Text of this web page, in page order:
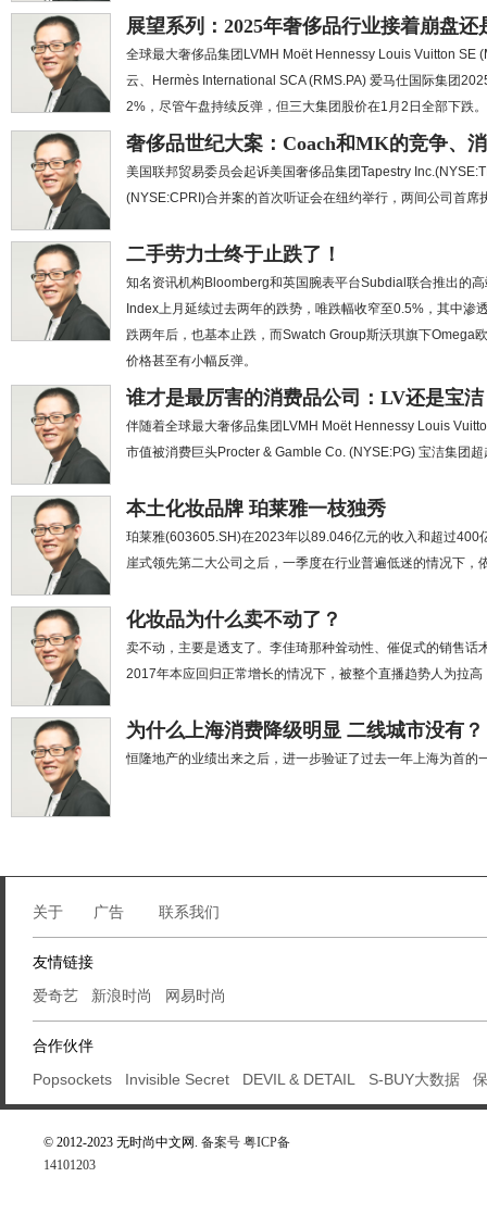
展望系列：2025年奢侈品行业接着崩盘还
全球最大奢侈品集团LVMH Moët Hennessy Louis Vuitton SE
云、Hermès International SCA (RMS.PA) 爱马仕国际集团
2%，尽管午盘持续反弹，但三大集团股价在1月2日全部下跌。
奢侈品世纪大案：Coach和MK的竞争、
美国联邦贸易委员会起诉美国奢侈品集团Tapestry
(NYSE:CPRI)合并案的首次听证会在纽约举行，两间公司首席
二手劳力士终于止跌了！
知名资讯机构Bloomberg和英国腕表平台Subdial联合推出的
Index上月延续过去两年的跌势，唯跌幅收窄至0.5%，其中渗
跌两年后，也基本止跌，而Swatch Group斯沃琪旗下Omega
价格甚至有小幅反弹。
谁才是最厉害的消费品公司：LV还是宝
伴随着全球最大奢侈品集团LVMH Moët Hennessy Louis
市值被消费巨头Procter & Gamble Co. (NYSE:PG) 宝洁集团
本土化妆品牌 珀莱雅一枝独秀
珀莱雅(603605.SH)在2023年以89.046亿元的收入和超过400
崖式领先第二大公司之后，一季度在行业普遍低迷的情况下
化妆品为什么卖不动了？
卖不动，主要是透支了。李佳琦那种耸动性、催促式的销售话
2017年本应回归正常增长的情况下，被整个直播趋势人为拉
为什么上海消费降级明显 二线城市没有？
恒隆地产的业绩出来之后，进一步验证了过去一年上海为首的
关于 广告 联系我们
友情链接
爱奇艺
新浪时尚 网易时尚
合作伙伴
Popsockets
Invisible Secret DEVIL & DETAIL S-BUY大数据
© 2012-2023 无时尚中文网. 备案号 粤ICP备
14101203